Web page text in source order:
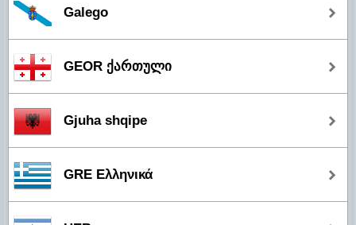
Galego
GEOR ქართული
Gjuha shqipe
GRE Ελληνικά